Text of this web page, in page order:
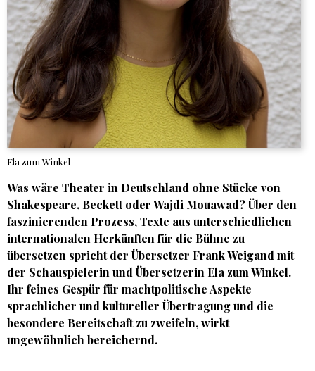
Ela zum Winkel
Was wäre Theater in Deutschland ohne Stücke von
Shakespeare, Beckett oder Wajdi Mouawad? Über den
faszinierenden Prozess, Texte aus unterschiedlichen
internationalen Herkünften für die Bühne zu
übersetzen spricht der Übersetzer Frank Weigand mit
der Schauspielerin und Übersetzerin Ela zum Winkel.
Ihr feines Gespür für machtpolitische Aspekte
sprachlicher und kultureller Übertragung und die
besondere Bereitschaft zu zweifeln, wirkt
ungewöhnlich bereichernd.